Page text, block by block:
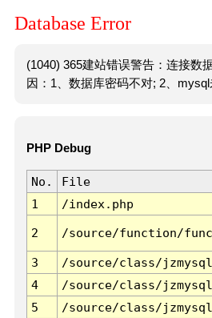
Database Error
(1040) 365建站错误警告：连接数
因：1、数据库密码不对; 2、mysql
PHP Debug
No. File
1
/index.php
2 /source/function/
3 /source/class/
4
/source/class/
5
/source/class/